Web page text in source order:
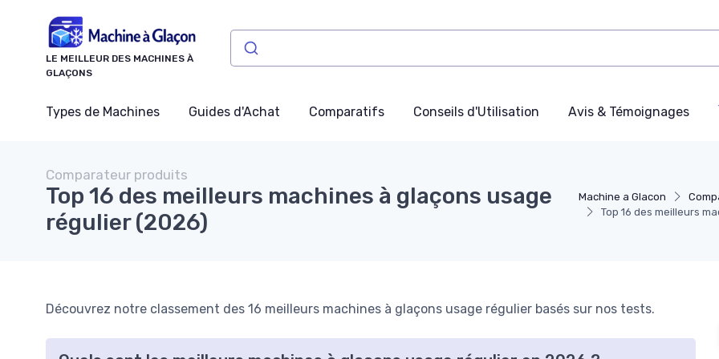
LE MEILLEUR DES MACHINES À
GLAÇONS
Types de Machines Guides d'Achat Comparatifs Conseils d'Utilisation Avis & Témoignages
Machine a Glacon
Top 16 des meilleurs
Comparateur produits
Top 16 des meilleurs machines à glaçons usage
régulier (2026)
Découvrez notre classement des 16 meilleurs machines à glaçons usage régulier basés sur nos tests.